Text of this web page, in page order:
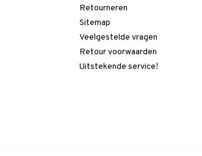
Retourneren
Sitemap
Veelgestelde vragen
Retour voorwaarden
Uitstekende service!